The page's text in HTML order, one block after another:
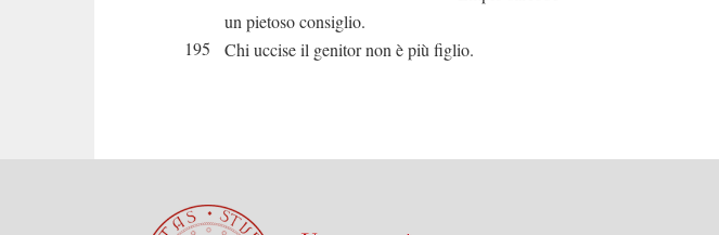
un pietoso consiglio.
195
Chi uccise il genitor non è più figlio.